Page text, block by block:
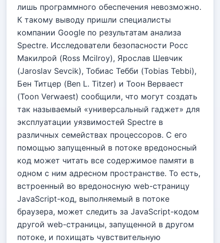
лишь программного обеспечения невозможно.
К такому выводу пришли специалисты
компании Google по результатам анализа
Spectre. Исследователи безопасности Росс
Макилрой (Ross Mcilroy), Ярослав Шевчик
(Jaroslav Sevcik), Тобиас Тебби (Tobias Tebbi),
Бен Титцер (Ben L. Titzer) и Тоон Верваест
(Toon Verwaest) сообщили, что могут создать
так называемый «универсальный гаджет» для
эксплуатации уязвимостей Spectre в
различных семействах процессоров. С его
помощью запущенный в потоке вредоносный
код может читать все содержимое памяти в
одном с ним адресном пространстве. То есть,
встроенный во вредоносную web-страницу
JavaScript-код, выполняемый в потоке
браузера, может следить за JavaScript-кодом
другой web-страницы, запущенной в другом
потоке, и похищать чувствительную